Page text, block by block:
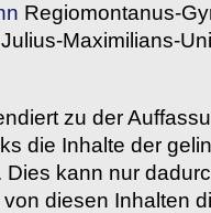
Regiomontanus-
Julius-Maximilians-
zu der
die Inhalte der
Dies kann nur
diesen Inhalten